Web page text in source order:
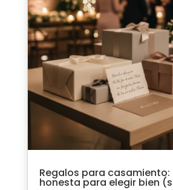
Regalos para casamiento:
honesta para elegir bien